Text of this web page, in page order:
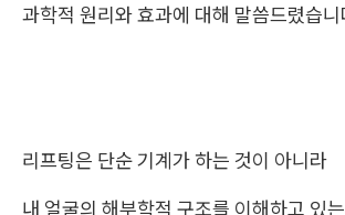
과학적 원리와 효과에 대해 말씀드렸습니
리프팅은 단순 기계가 하는 것이 아니라
내 얼굴의 해부학적 구조를 이해하고 있는